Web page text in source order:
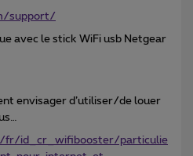
support/
avec le stick WiFi usb Netgear
envisager d’utiliser/de louer
fr/id_cr_wifibooster/particulie